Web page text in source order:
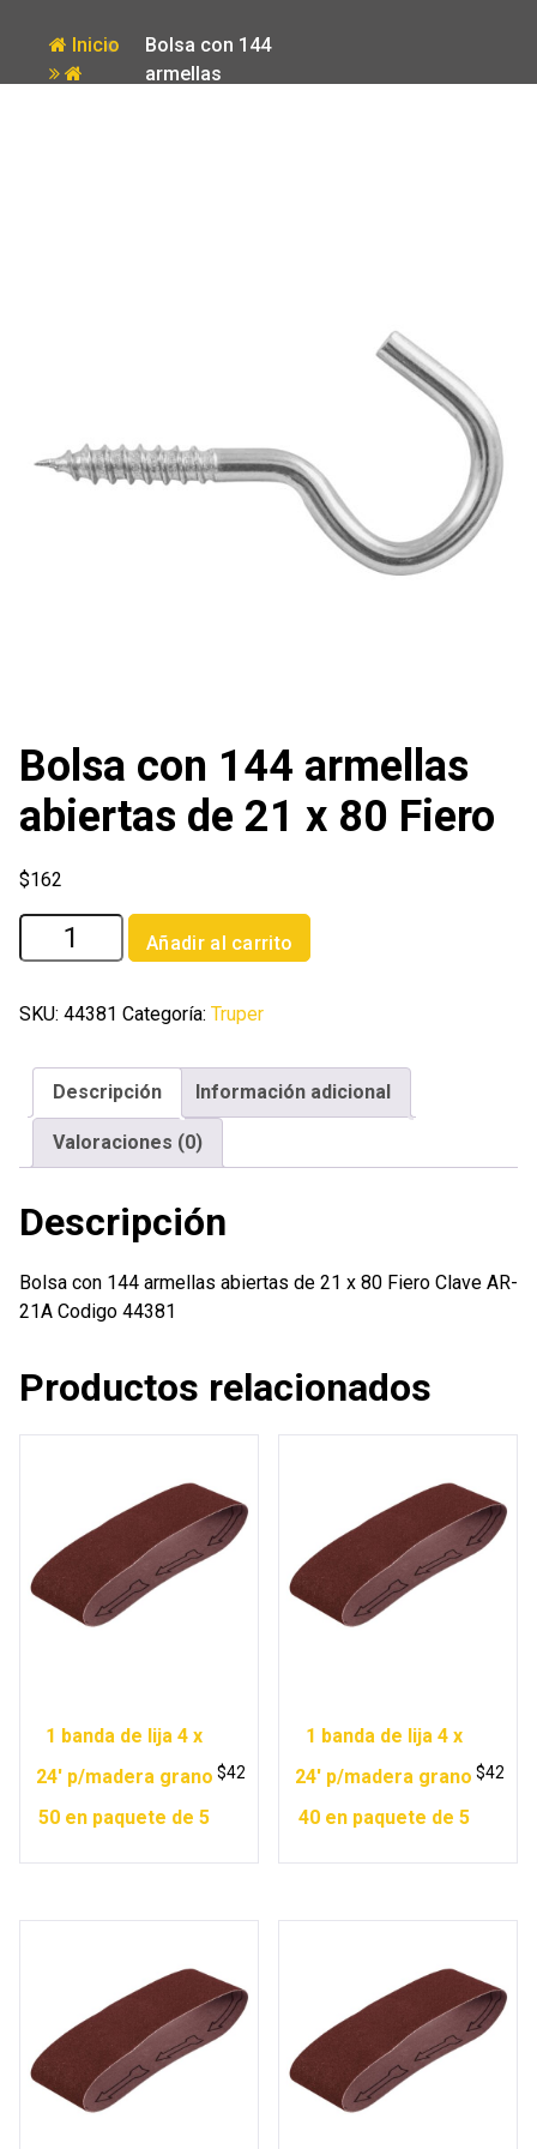
Inicio
Bolsa con 144
armellas
Bolsa con 144 armellas
abiertas de 21 x 80 Fiero
$162
Bolsa
con
armellas
de
cantidad
Añadir al carrito
SKU: 44381 Categoría: Truper
Descripción Información adicional
Valoraciones (0)
Descripción
Bolsa con 144 armellas abiertas de 21 x 80 Fiero Clave AR-
21A Codigo 44381
Productos relacionados
1 banda de lija 4 x
24′ p/madera grano
50 en paquete de 5
$42
1 banda de lija 4 x
24′ p/madera grano
40 en paquete de 5
$42